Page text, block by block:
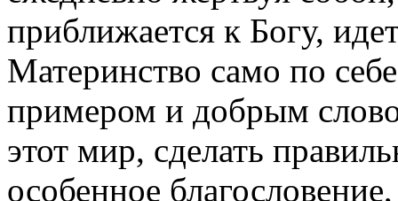
приближается к Богу,
Материнство само по
примером и добрым
этот мир, сделать
особенное